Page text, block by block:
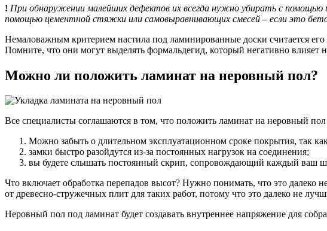
! При обнаружении малейших дефектов их всегда нужно убирать с
помощью цементной стяжки или самовыравнивающих смесей – если это
Немаловажным критерием настила под ламинированные доски считается
Помните, что они могут выделять формальдегид, который негативно влияет
Можно ли положить ламинат на неровный пол?
Все специалисты соглашаются в том, что положить ламинат на неровный
Можно забыть о длительном эксплуатационном сроке покрытия, так
замки быстро разойдутся из-за постоянных нагрузок на соединения;
вы будете слышать постоянный скрип, сопровождающий каждый ваш
Что включает обработка перепадов высот? Нужно понимать, что это далеко
от древесно-стружечных плит для таких работ, потому что это далеко не
Неровный пол под ламинат будет создавать внутреннее напряжение для